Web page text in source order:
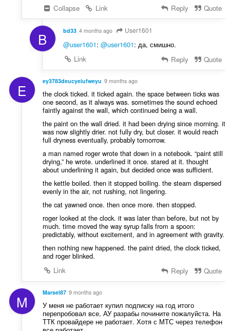
ク
セ
Collapse Link Reply Quote
B bd33 4 months ago User1601
@user1601: @user1601: да, смишно.
Link
Reply Quote
E ey3783deucyeiufweyu 9 months ago
the clock ticked. it ticked again. the space between ticks was
one second, as it always was. sometimes the sound echoed
faintly against the wall, which continued being a wall.
the paint on the wall dried. it had been drying since morning. it
was now slightly drier. not fully dry, but closer. it would reach
full dryness eventually, probably tomorrow.
a man named roger wrote that down in a notebook. “paint still
drying,” he wrote. underlined it once. stared at it. thought
about underlining it again, but decided once was sufficient.
the kettle boiled. then it stopped boiling. the steam dispersed
evenly in the air, not rushing, not lingering.
the cat yawned once. then once more. then stopped.
roger looked at the clock. it was later than before, but not by
much. time moved the way syrup falls from a spoon:
predictably, without excitement, and in agreement with gravity.
then nothing new happened. the paint dried, the clock ticked,
and roger blinked.
Link
Reply Quote
M Marsel87 9 months ago
У меня не работает купил подписку на год итого
перепробовал все, АУ разрабы почините пожалуйста. На
ТТК провайдере не работает. Хотя с МТС через телефон